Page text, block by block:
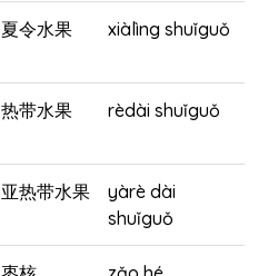
夏令水果 xiàlìng shuǐguǒ
热带水果 rèdài shuǐguǒ
亚热带水果
yàrè dài
shuǐguǒ